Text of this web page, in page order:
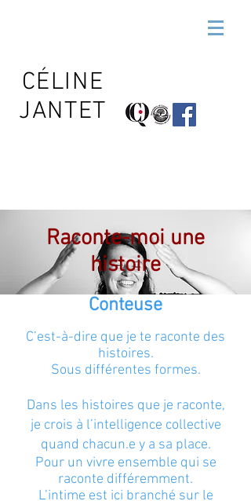
CÉLINE
JANTET
Raconte-moi une
histoire
Conteuse
C’est-à-dire que je te raconte des
histoires.
Sous différentes formes.
Dans les histoires que je raconte,
je crois à l’intelligence collective
quand chacun.e y a sa place.
Pour un vivre ensemble qui se
raconte différemment.
L’intime est ici branché sur le